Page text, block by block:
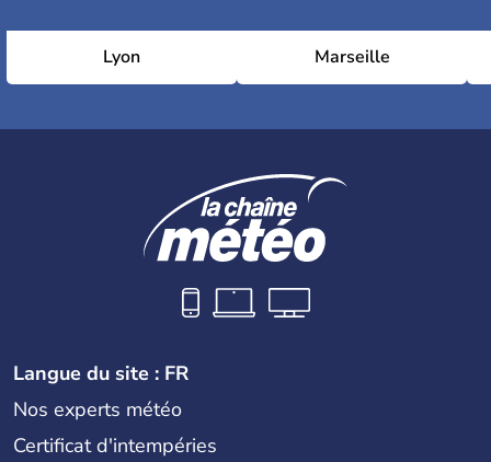
Lyon Marseille
Langue du site : FR
Nos experts météo
Certificat d'intempéries